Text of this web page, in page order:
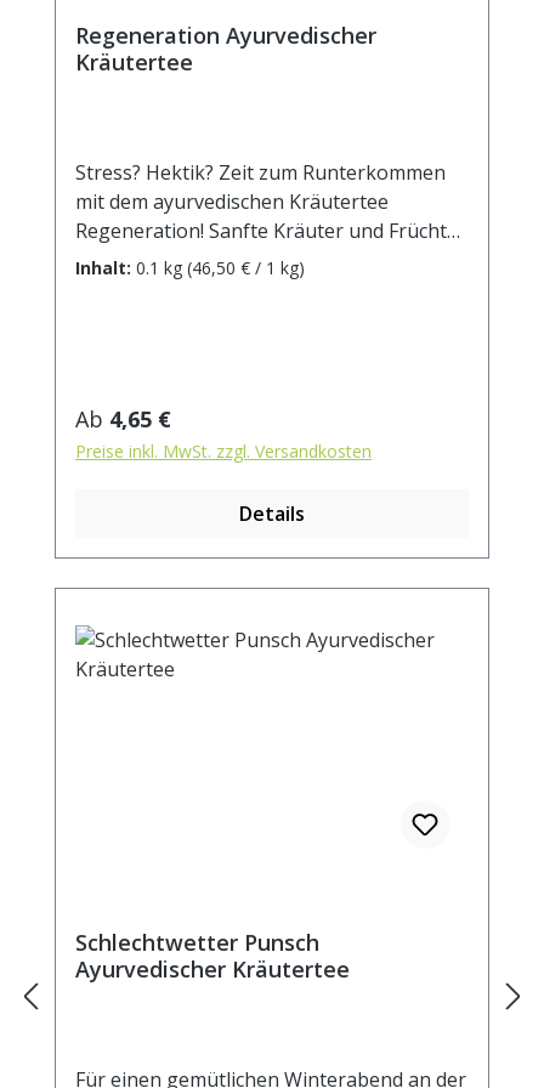
Regeneration Ayurvedischer
Kräutertee
Stress? Hektik? Zeit zum Runterkommen
mit dem ayurvedischen Kräutertee
Regeneration! Sanfte Kräuter und Früchte
wie Apfel, Kamille, Lemongras,
und Cardamom. Beruhigt und baut wieder
auf, wenn Körper und Seele nach Erholung
lechzen. Zutaten: Apfelstücke,
Zichorienwurzel geröstet, Lemongras
(10%), Himbeerblätter, Zimtrinde, Fenchel,
Zubereitung: ca. 15g Tee mit 1 Liter
kochendem Wasser aufgiessen. Ziehzeit:
Inhalt: 0.1 kg (46,50 € / 1 kg)
Regulärer Preis:
Ab 4,65 €
Preise inkl. MwSt. zzgl. Versandkosten
Details
Schlechtwetter Punsch
Ayurvedischer Kräutertee
Für einen gemütlichen Winterabend an der